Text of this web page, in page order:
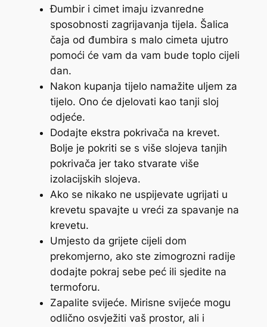
Đumbir i cimet imaju izvanredne
sposobnosti zagrijavanja tijela. Šalica
čaja od đumbira s malo cimeta ujutro
pomoći će vam da vam bude toplo cijeli
dan.
Nakon kupanja tijelo namažite uljem za
tijelo. Ono će djelovati kao tanji sloj
odjeće.
Dodajte ekstra pokrivača na krevet.
Bolje je pokriti se s više slojeva tanjih
pokrivača jer tako stvarate više
izolacijskih slojeva.
Ako se nikako ne uspijevate ugrijati u
krevetu spavajte u vreći za spavanje na
krevetu.
Umjesto da grijete cijeli dom
prekomjerno, ako ste zimogrozni radije
dodajte pokraj sebe peć ili sjedite na
termoforu.
Zapalite svijeće. Mirisne svijeće mogu
odlično osvježiti vaš prostor, ali i